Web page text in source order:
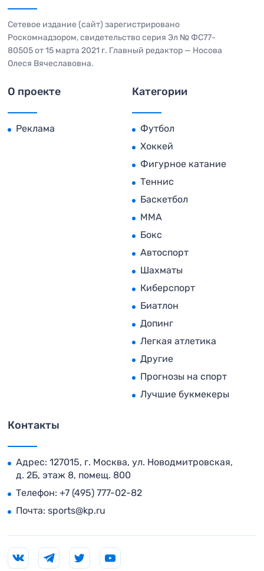
Сетевое издание (сайт) зарегистрировано
Роскомнадзором, свидетельство серия Эл № ФС77-
80505 от 15 марта 2021 г. Главный редактор — Носова
Олеся Вячеславовна.
О проекте
Реклама
Категории
Футбол
Хоккей
Фигурное катание
Теннис
Баскетбол
MMA
Бокс
Автоспорт
Шахматы
Киберспорт
Биатлон
Допинг
Легкая атлетика
Другие
Прогнозы на спорт
Лучшие букмекеры
Контакты
Адрес: 127015, г. Москва, ул. Новодмитровская,
д. 2Б, этаж 8, помещ. 800
Телефон: +7 (495) 777-02-82
Почта: sports@kp.ru